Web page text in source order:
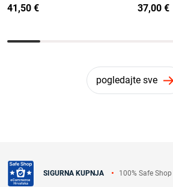
41,50 € 37,00 €
pogledajte sve
SIGURNA KUPNJA 100% Safe Shop